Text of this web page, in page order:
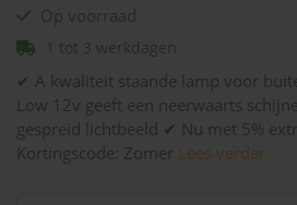
Op voorraad
✔ A kwaliteit staande lamp voor
Low 12v geeft een neerwaarts
gespreid lichtbeeld ✔ Nu met 5%
Kortingscode: Zomer Lees verder